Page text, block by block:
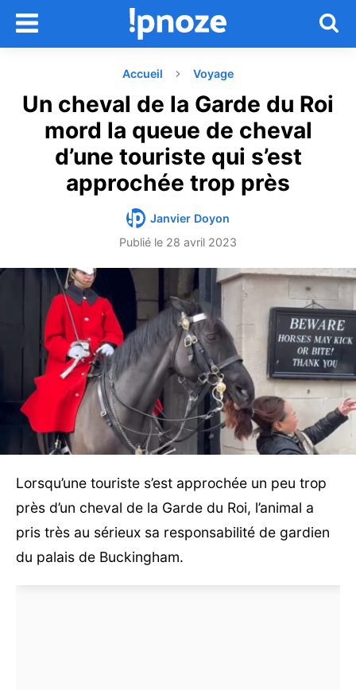
Accueil Voyage
Un cheval de la Garde du Roi
mord la queue de cheval
d’une touriste qui s’est
approchée trop près
Janvier Doyon
Publié le 28 avril 2023
Lorsqu’une touriste s’est approchée un peu trop
près d’un cheval de la Garde du Roi, l’animal a
pris très au sérieux sa responsabilité de gardien
du palais de Buckingham.